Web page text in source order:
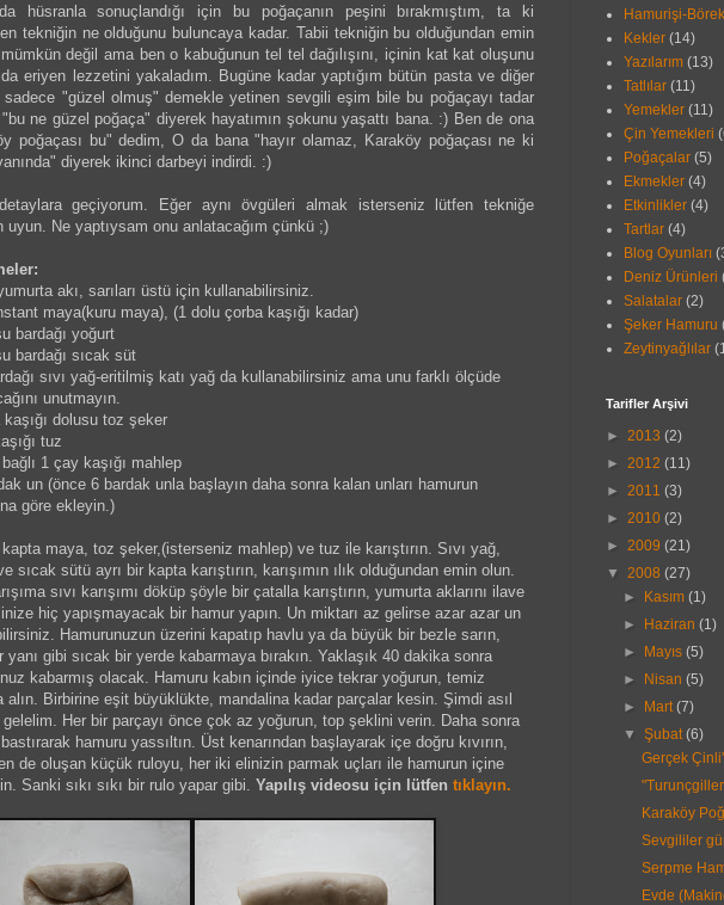
hüsranla sonuçlandığı için bu poğaçanın peşini bırakmıştım, ta ki
tekniğin ne olduğunu buluncaya kadar. Tabii tekniğin bu olduğundan emin
değil ama ben o kabuğunun tel tel dağılışını, içinin kat kat oluşunu
eriyen lezzetini yakaladım. Bugüne kadar yaptığım bütün pasta ve diğer
sadece "güzel olmuş" demekle yetinen sevgili eşim bile bu poğaçayı tadar
ne güzel poğaça" diyerek hayatımın şokunu yaşattı bana. :) Ben de ona
poğaçası bu" dedim, O da bana "hayır olamaz, Karaköy poğaçası ne ki
diyerek ikinci darbeyi indirdi. :)
geçiyorum. Eğer aynı övgüleri almak isterseniz lütfen tekniğe
uyun. Ne yaptıysam onu anlatacağım çünkü ;)
akı, sarıları üstü için kullanabilirsiniz.
maya(kuru maya), (1 dolu çorba kaşığı kadar)
bardağı yoğurt
bardağı sıcak süt
sıvı yağ-eritilmiş katı yağ da kullanabilirsiniz ama unu farklı ölçüde
unutmayın.
kaşığı dolusu toz şeker
tuz
1 çay kaşığı mahlep
un (önce 6 bardak unla başlayın daha sonra kalan unları hamurun
göre ekleyin.)
maya, toz şeker,(isterseniz mahlep) ve tuz ile karıştırın. Sıvı yağ,
sıcak sütü ayrı bir kapta karıştırın, karışımın ılık olduğundan emin olun.
sıvı karışımı döküp şöyle bir çatalla karıştırın, yumurta aklarını ilave
hiç yapışmayacak bir hamur yapın. Un miktarı az gelirse azar azar un
Hamurunuzun üzerini kapatıp havlu ya da büyük bir bezle sarın,
yanı gibi sıcak bir yerde kabarmaya bırakın. Yaklaşık 40 dakika sonra
kabarmış olacak. Hamuru kabın içinde iyice tekrar yoğurun, temiz
alın. Birbirine eşit büyüklükte, mandalina kadar parçalar kesin. Şimdi asıl
Her bir parçayı önce çok az yoğurun, top şeklini verin. Daha sonra
hamuru yassıltın. Üst kenarından başlayarak içe doğru kıvırın,
de oluşan küçük ruloyu, her iki elinizin parmak uçları ile hamurun içine
Sanki sıkı sıkı bir rulo yapar gibi. Yapılış videosu için lütfen tıklayın.
Hamurişi-
Kekler (14)
Yazılarım (13)
Tatlılar (11)
Yemekler (11)
Çin Yemekleri
Poğaçalar (5)
Ekmekler (4)
Etkinlikler (4)
Tartlar (4)
Blog Oyunları
Deniz Ürünleri
Salatalar (2)
Şeker Hamuru
Zeytinyağlılar
Tarifler Arşivi
► 2013 (2)
► 2012 (11)
► 2011 (3)
► 2010 (2)
► 2009 (21)
▼ 2008 (27)
►
Kasım(1)
►
Haziran(1)
►
Mayıs(5)
►
Nisan(5)
►
Mart(7)
▼Şubat(6)
Gerçek
Karaköy
Sevgililer
Serpme
Evde